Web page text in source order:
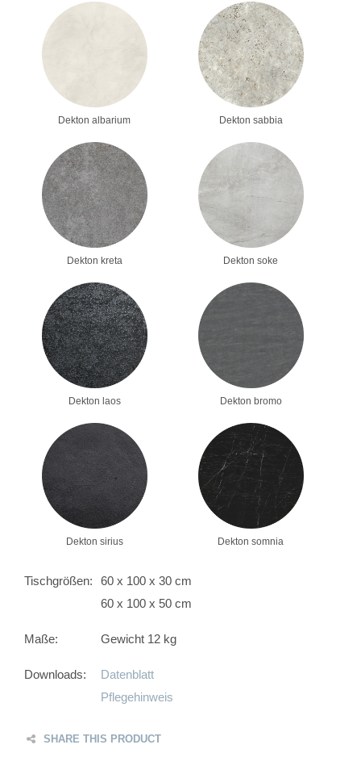
Dekton albarium Dekton sabbia
Dekton kreta Dekton soke
Dekton laos Dekton bromo
Dekton sirius Dekton somnia
Tischgrößen:
60 x 100 x 30 cm
60 x 100 x 50 cm
Maße: Gewicht 12 kg
Downloads:
Datenblatt
Pflegehinweis
SHARE THIS PRODUCT